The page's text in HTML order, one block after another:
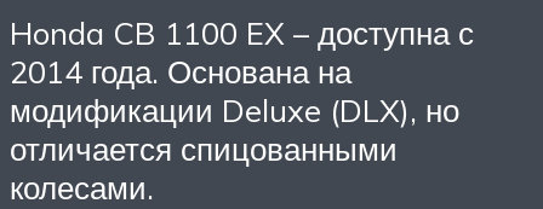
Honda CB 1100 EX – доступна с
2014 года. Основана на
модификации Deluxe (DLX), но
отличается спицованными
колесами.